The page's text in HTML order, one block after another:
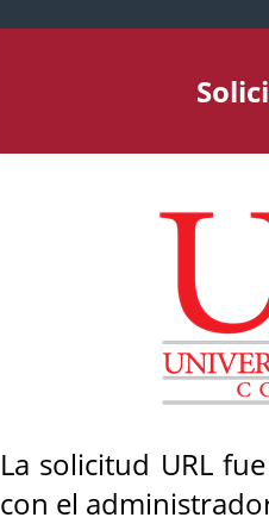
La solicitud URL
con el